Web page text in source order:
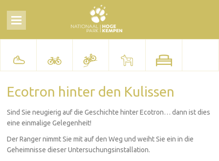
Ecotron hinter den Kulissen
Sind Sie neugierig auf die Geschichte hinter Ecotron… dann ist dies
eine einmalige Gelegenheit!
Der Ranger nimmt Sie mit auf den Weg und weiht Sie ein in die
Geheimnisse dieser Untersuchungsinstallation.